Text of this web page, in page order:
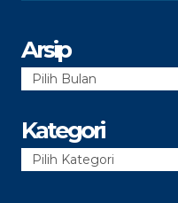
Arsip
Arsip
Kategori
Kategori